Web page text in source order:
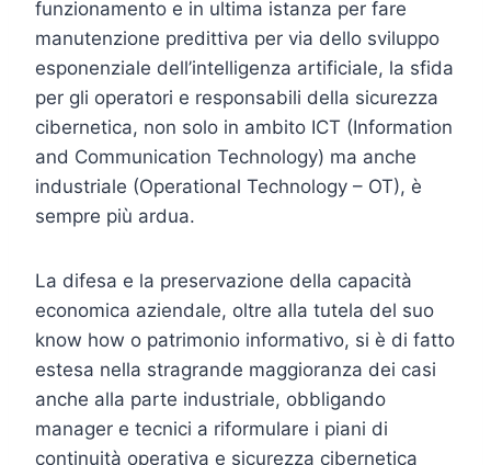
funzionamento e in ultima istanza per fare
manutenzione predittiva per via dello sviluppo
esponenziale dell’intelligenza artificiale, la sfida
per gli operatori e responsabili della sicurezza
cibernetica, non solo in ambito ICT (Information
and Communication Technology) ma anche
industriale (Operational Technology – OT), è
sempre più ardua.
La difesa e la preservazione della capacità
economica aziendale, oltre alla tutela del suo
know how o patrimonio informativo, si è di fatto
estesa nella stragrande maggioranza dei casi
anche alla parte industriale, obbligando
manager e tecnici a riformulare i piani di
continuità operativa e sicurezza cibernetica